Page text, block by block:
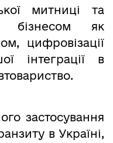
митниці та
бізнесом як
цифровізації
інтеграції в
застосування
в Україні,